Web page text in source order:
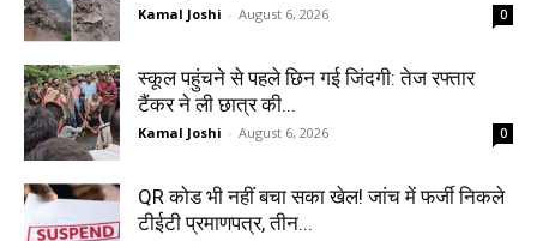
Kamal Joshi - August 6, 2026 0
स्कूल पहुंचने से पहले छिन गई जिंदगी: तेज रफ्तार
टैंकर ने ली छात्र की...
Kamal Joshi - August 6, 2026 0
QR कोड भी नहीं बचा सका खेल! जांच में फर्जी निकले
टीईटी प्रमाणपत्र, तीन...